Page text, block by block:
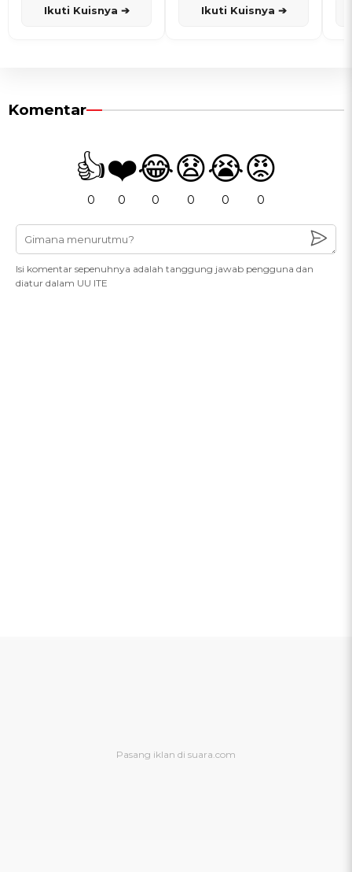
Ikuti Kuisnya ➔ Ikuti Kuisnya ➔
Komentar
👍
0
❤️
0
😂
0
😧
0
😭
0
😡
0
Isi komentar sepenuhnya adalah tanggung jawab pengguna dan
diatur dalam UU ITE